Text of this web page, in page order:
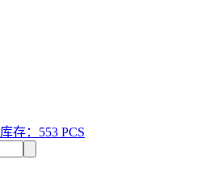
库存：553 PCS